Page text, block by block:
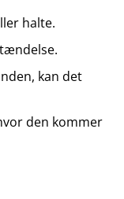
halte.
kan det
den kommer